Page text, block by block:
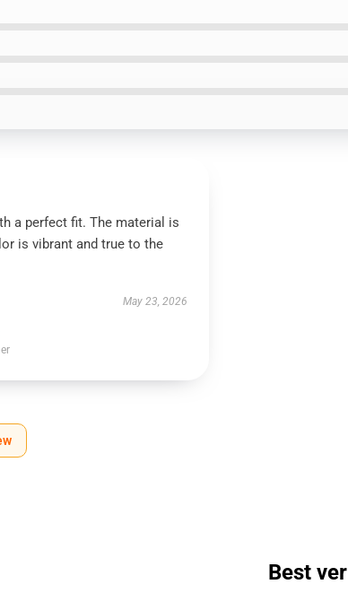
a perfect fit. The material is
is vibrant and true to the
May 23, 2026
Best